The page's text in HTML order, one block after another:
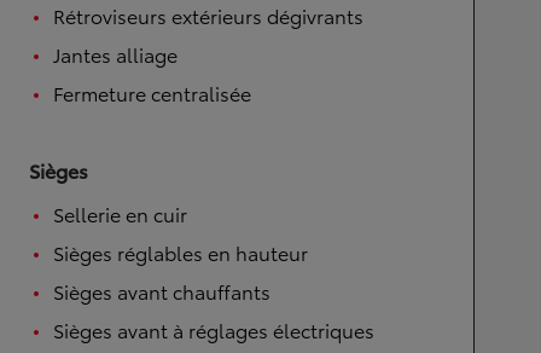
Rétroviseurs extérieurs dégivrants
Jantes alliage
Fermeture centralisée
Sièges
Sellerie en cuir
Sièges réglables en hauteur
Sièges avant chauffants
Sièges avant à réglages électriques